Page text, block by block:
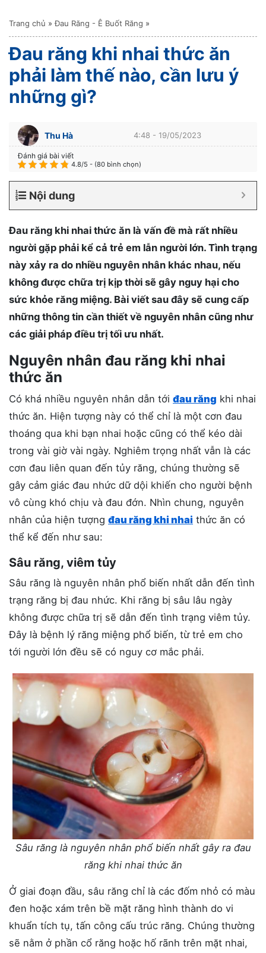
Trang chủ »Đau Răng - Ê Buốt Răng »
Đau răng khi nhai thức ăn
phải làm thế nào, cần lưu ý
những gì?
Thu Hà 4:48 - 19/05/2023
Đánh giá bài viết
4.8/5 - (80 bình chọn)
Nội dung
Đau răng khi nhai thức ăn là vấn đề mà rất nhiều
người gặp phải kể cả trẻ em lẫn người lớn. Tình trạng
này xảy ra do nhiều nguyên nhân khác nhau, nếu
không được chữa trị kịp thời sẽ gây nguy hại cho
sức khỏe răng miệng. Bài viết sau đây sẽ cung cấp
những thông tin cần thiết về nguyên nhân cũng như
các giải pháp điều trị tối ưu nhất.
Nguyên nhân đau răng khi nhai
thức ăn
Có khá nhiều nguyên nhân dẫn tới đau răng khi nhai
thức ăn. Hiện tượng này có thể chỉ là một cơn đau
thoáng qua khi bạn nhai hoặc cũng có thể kéo dài
trong vài giờ vài ngày. Nghiêm trọng nhất vẫn là các
cơn đau liên quan đến tủy răng, chúng thường sẽ
gây cảm giác đau nhức dữ dội khiến cho người bệnh
vô cùng khó chịu và đau đớn. Nhìn chung, nguyên
nhân của hiện tượng đau răng khi nhai thức ăn có
thể kể đến như sau:
Sâu răng, viêm tủy
Sâu răng là nguyên nhân phổ biến nhất dẫn đến tình
trạng răng bị đau nhức. Khi răng bị sâu lâu ngày
không được chữa trị sẽ dẫn đến tình trạng viêm tủy.
Đây là bệnh lý răng miệng phổ biến, từ trẻ em cho
tới người lớn đều sẽ có nguy cơ mắc phải.
Sâu răng là nguyên nhân phổ biến nhất gây ra đau
răng khi nhai thức ăn
Ở giai đoạn đầu, sâu răng chỉ là các đốm nhỏ có màu
đen hoặc xám trên bề mặt răng hình thành do vi
khuẩn tích tụ, tấn công cấu trúc răng. Chúng thường
sẽ nằm ở phần cổ răng hoặc hố rãnh trên mặt nhai,